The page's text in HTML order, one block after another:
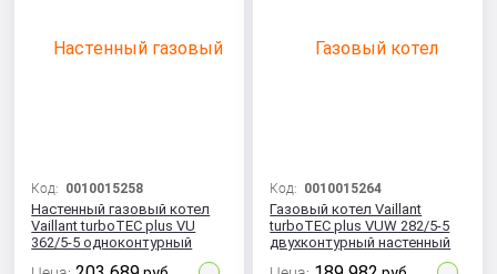
Код: 0010015258
Настенный газовый котел
Vaillant turboTEC plus VU
362/5-5 одноконтурный
Код: 0010015264
Газовый котел Vaillant
turboTEC plus VUW 282/5-5
двухконтурный настенный